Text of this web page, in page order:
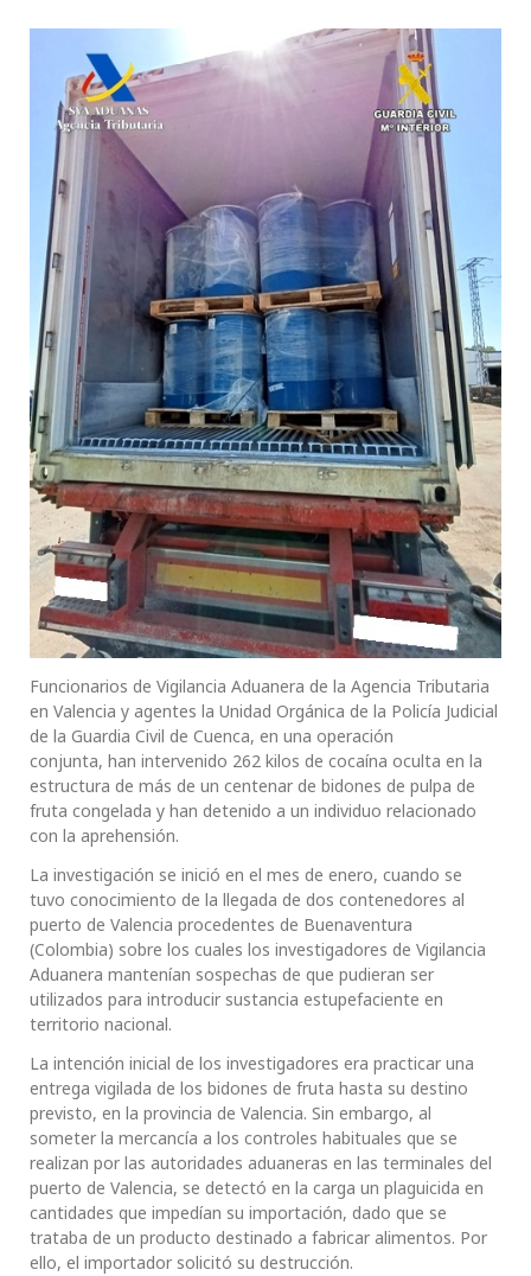
Funcionarios de Vigilancia Aduanera de la Agencia Tributaria
en Valencia y agentes la Unidad Orgánica de la Policía Judicial
de la Guardia Civil de Cuenca, en una operación
conjunta, han intervenido 262 kilos de cocaína oculta en la
estructura de más de un centenar de bidones de pulpa de
fruta congelada y han detenido a un individuo relacionado
con la aprehensión.
La investigación se inició en el mes de enero, cuando se
tuvo conocimiento de la llegada de dos contenedores al
puerto de Valencia procedentes de Buenaventura
(Colombia) sobre los cuales los investigadores de Vigilancia
Aduanera mantenían sospechas de que pudieran ser
utilizados para introducir sustancia estupefaciente en
territorio nacional.
La intención inicial de los investigadores era practicar una
entrega vigilada de los bidones de fruta hasta su destino
previsto, en la provincia de Valencia. Sin embargo, al
someter la mercancía a los controles habituales que se
realizan por las autoridades aduaneras en las terminales del
puerto de Valencia, se detectó en la carga un plaguicida en
cantidades que impedían su importación, dado que se
trataba de un producto destinado a fabricar alimentos. Por
ello, el importador solicitó su destrucción.